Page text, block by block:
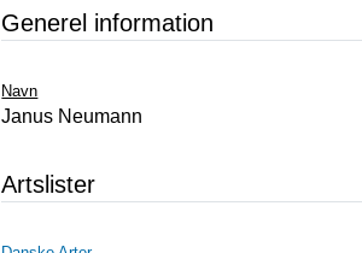
Generel information
Navn
Janus Neumann
Artslister